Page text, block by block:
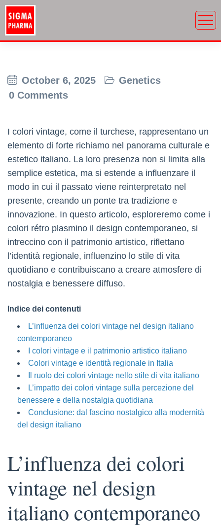
October 6, 2025
Genetics
0 Comments
I colori vintage, come il turchese, rappresentano un
elemento di forte richiamo nel panorama culturale e
estetico italiano. La loro presenza non si limita alla
semplice estetica, ma si estende a influenzare il
modo in cui il passato viene reinterpretato nel
presente, creando un ponte tra tradizione e
innovazione. In questo articolo, esploreremo come i
colori rétro plasmino il design contemporaneo, si
intreccino con il patrimonio artistico, riflettano
l’identità regionale, influenzino lo stile di vita
quotidiano e contribuiscano a creare atmosfere di
nostalgia e benessere diffuso.
Indice dei contenuti
L’influenza dei colori vintage nel design italiano
contemporaneo
I colori vintage e il patrimonio artistico italiano
Colori vintage e identità regionale in Italia
Il ruolo dei colori vintage nello stile di vita italiano
L’impatto dei colori vintage sulla percezione del
benessere e della nostalgia quotidiana
Conclusione: dal fascino nostalgico alla modernità
del design italiano
L’influenza dei colori
vintage nel design
italiano contemporaneo